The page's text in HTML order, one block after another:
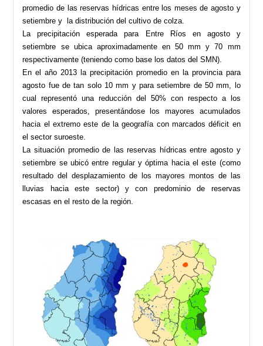
promedio de las reservas hídricas entre los meses de agosto y
setiembre y la distribución del cultivo de colza.
La precipitación esperada para Entre Ríos en agosto y
setiembre se ubica aproximadamente en 50 mm y 70 mm
respectivamente (teniendo como base los datos del SMN).
En el año 2013 la precipitación promedio en la provincia para
agosto fue de tan solo 10 mm y para setiembre de 50 mm, lo
cual representó una reducción del 50% con respecto a los
valores esperados, presentándose los mayores acumulados
hacia el extremo este de la geografía con marcados déficit en
el sector suroeste.
La situación promedio de las reservas hídricas entre agosto y
setiembre se ubicó entre regular y óptima hacia el este (como
resultado del desplazamiento de los mayores montos de las
lluvias hacia este sector) y con predominio de reservas
escasas en el resto de la región.